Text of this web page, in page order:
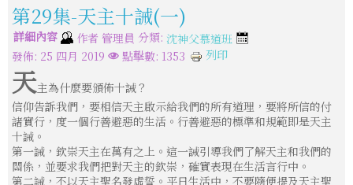
第29集-天主十誡(一)
詳細內容 作者 管理員 分類: 沈神父慕道班
發佈: 25 四月 2019
點擊數: 1353 列印
天主為什麼要頒佈十誡？
信仰告訴我們，要相信天主啟示給我們的所有道理，要將所信的付
諸實行，度一個行善避惡的生活。行善避惡的標準和規範即是天主
十誡。
第一誡，欽崇天主在萬有之上。這一誡引導我們了解天主和我們的
關係，並要求我們把對天主的欽崇，確實表現在生活言行中。
第二誡，不以天主聖名發虛誓。平日生活中，不要隨便提及天主聖